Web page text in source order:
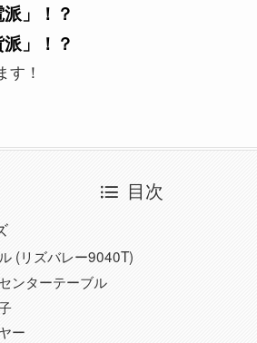
」！？
」！？
す！
目次
(リズバレー9040T)
ンターテーブル
ー